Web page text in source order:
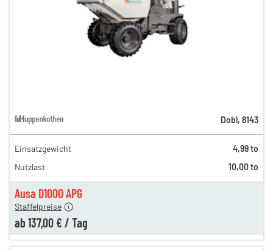
Ausa D1000 APG
320,00 €
181,00 €
Staffelpreise
ab 137,00 € / Tag
Dobl, 8143
Einsatzgewicht
4,99 to
Nutzlast
10,00 to